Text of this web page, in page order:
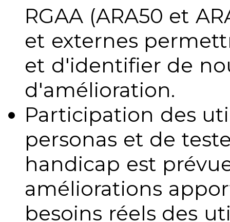
RGAA (ARA50 et
et externes
et d'identifier de
d'amélioration.
Participation des
personas et de
handicap est
améliorations
besoins réels des